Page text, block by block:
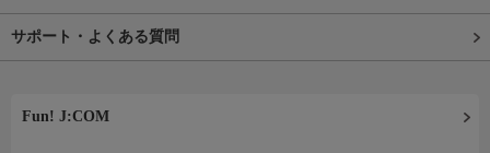
サポート・よくある質問
Fun! J:COM